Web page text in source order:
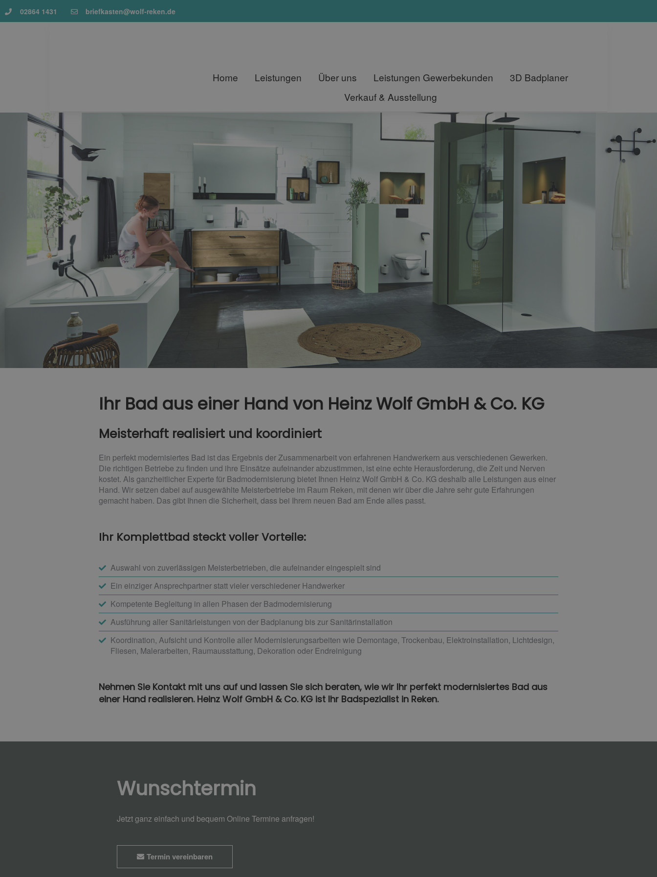
02864 1431 briefkasten@wolf-reken.de
Home Leistungen Über uns Leistungen Gewerbekunden
3D Badplaner
Verkauf & Ausstellung
Ihr Bad aus einer Hand​ von Heinz Wolf GmbH & Co. KG
Meisterhaft realisiert und koordiniert
Ein perfekt modernisiertes Bad ist das Ergebnis der Zusammenarbeit von erfahrenen Handwerkern aus verschiedenen Gewerken.
Die richtigen Betriebe zu finden und ihre Einsätze aufeinander abzustimmen, ist eine echte Herausforderung, die Zeit und Nerven
kostet. Als ganzheitlicher Experte für Badmodernisierung bietet Ihnen Heinz Wolf GmbH & Co. KG deshalb alle Leistungen aus einer
Hand. Wir setzen dabei auf ausgewählte Meisterbetriebe im Raum Reken, mit denen wir über die Jahre sehr gute Erfahrungen
gemacht haben. Das gibt Ihnen die Sicherheit, dass bei Ihrem neuen Bad am Ende alles passt.
Ihr Komplettbad steckt voller Vorteile:
Auswahl von zuverlässigen Meisterbetrieben, die aufeinander eingespielt sind
Ein einziger Ansprechpartner statt vieler verschiedener Handwerker
Kompetente Begleitung in allen Phasen der Badmodernisierung
Ausführung aller Sanitärleistungen von der Badplanung bis zur Sanitärinstallation
Koordination, Aufsicht und Kontrolle aller Modernisierungsarbeiten wie Demontage, Trockenbau, Elektroinstallation, Lichtdesign,
Fliesen, Malerarbeiten, Raumausstattung, Dekoration oder Endreinigung
Nehmen Sie Kontakt mit uns auf und lassen Sie sich beraten, wie wir Ihr perfekt modernisiertes Bad aus
einer Hand realisieren. Heinz Wolf GmbH & Co. KG ist Ihr Badspezialist in Reken.
Wunschtermin
Jetzt ganz einfach und bequem Online Termine anfragen!
Termin vereinbaren